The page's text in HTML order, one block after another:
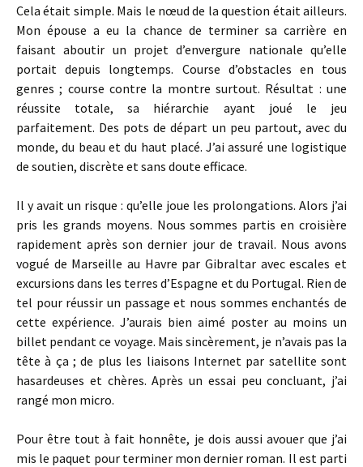
Cela était simple. Mais le nœud de la question était ailleurs.
Mon épouse a eu la chance de terminer sa carrière en
faisant aboutir un projet d’envergure nationale qu’elle
portait depuis longtemps. Course d’obstacles en tous
genres ; course contre la montre surtout. Résultat : une
réussite totale, sa hiérarchie ayant joué le jeu
parfaitement. Des pots de départ un peu partout, avec du
monde, du beau et du haut placé. J’ai assuré une logistique
de soutien, discrète et sans doute efficace.
Il y avait un risque : qu’elle joue les prolongations. Alors j’ai
pris les grands moyens. Nous sommes partis en croisière
rapidement après son dernier jour de travail. Nous avons
vogué de Marseille au Havre par Gibraltar avec escales et
excursions dans les terres d’Espagne et du Portugal. Rien de
tel pour réussir un passage et nous sommes enchantés de
cette expérience. J’aurais bien aimé poster au moins un
billet pendant ce voyage. Mais sincèrement, je n’avais pas la
tête à ça ; de plus les liaisons Internet par satellite sont
hasardeuses et chères. Après un essai peu concluant, j’ai
rangé mon micro.
Pour être tout à fait honnête, je dois aussi avouer que j’ai
mis le paquet pour terminer mon dernier roman. Il est parti